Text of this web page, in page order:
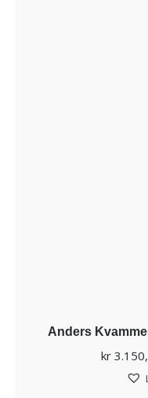
Anders
kr